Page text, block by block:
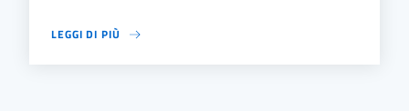
LEGGI DI PIÙ